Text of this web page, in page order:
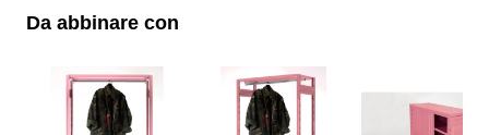
Da abbinare con
È possibile navigare tra gli elementi del carosello utilizzando il
Premere per saltare il carosello